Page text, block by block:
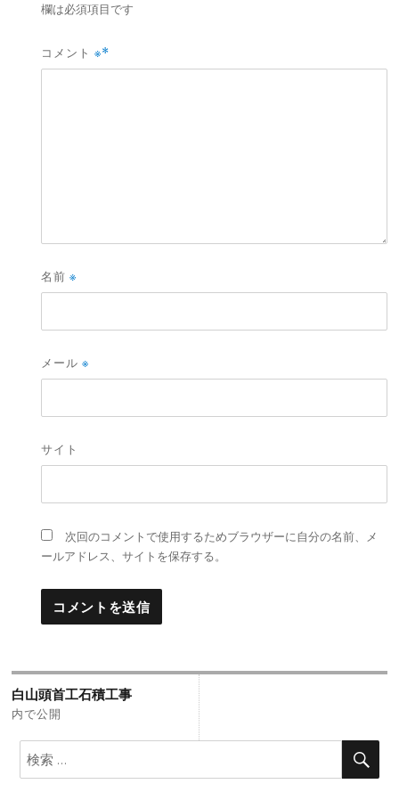
欄は必須項目です
コメント ※
名前 ※
メール ※
サイト
次回のコメントで使用するためブラウザーに自分の名前、メ
ールアドレス、サイトを保存する。
投
稿
ナ
ビ
白山頭首工石積工事
内で公開
索: